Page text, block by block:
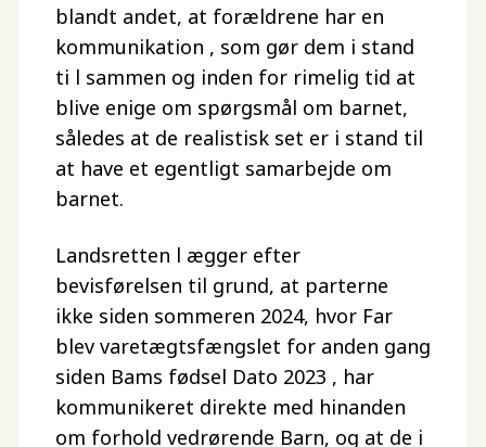
blandt andet, at forældrene har en
kommunikation , som gør dem i stand
ti l sammen og inden for rimelig tid at
blive enige om spørgsmål om barnet,
således at de realistisk set er i stand til
at have et egentligt samarbejde om
barnet.
Landsretten l ægger efter
bevisførelsen til grund, at parterne
ikke siden sommeren 2024, hvor Far
blev varetægtsfængslet for anden gang
siden Bams fødsel Dato 2023 , har
kommunikeret direkte med hinanden
om forhold vedrørende Barn, og at de i